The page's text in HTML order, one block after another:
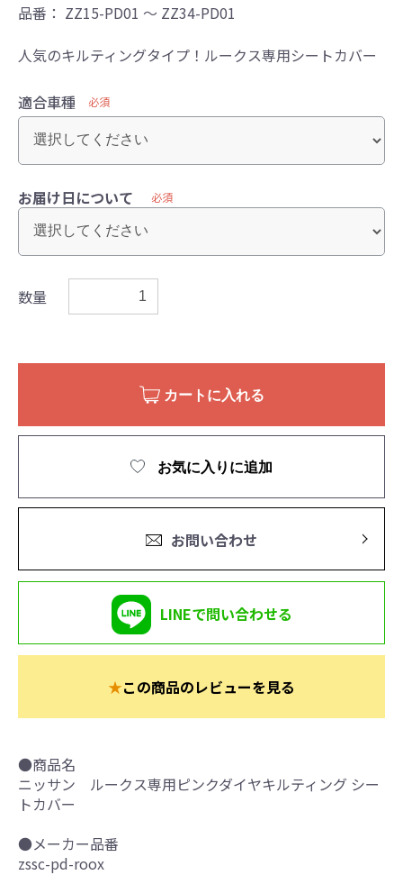
品番： ZZ15-PD01 ～ ZZ34-PD01
人気のキルティングタイプ！ルークス専用シートカバー
適合車種 必須
お届け日について 必須
数量
カートに入れる
お気に入りに追加
お問い合わせ
LINEで問い合わせる
★この商品のレビューを見る
●商品名
ニッサン ルークス専用ピンクダイヤキルティング シー
トカバー
●メーカー品番
zssc-pd-roox